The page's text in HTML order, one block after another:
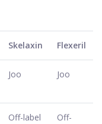
Skelaxin Flexeril
Joo Joo
Off-label
Off-